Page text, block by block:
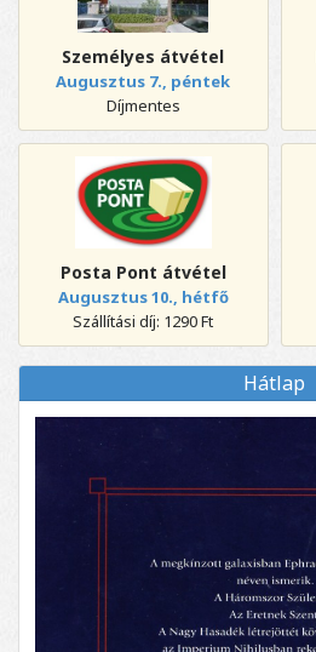
Személyes átvétel
Augusztus 7., péntek
Díjmentes
Posta Pont átvétel
Augusztus 10., hétfő
Szállítási díj: 1290 Ft
Hátlap